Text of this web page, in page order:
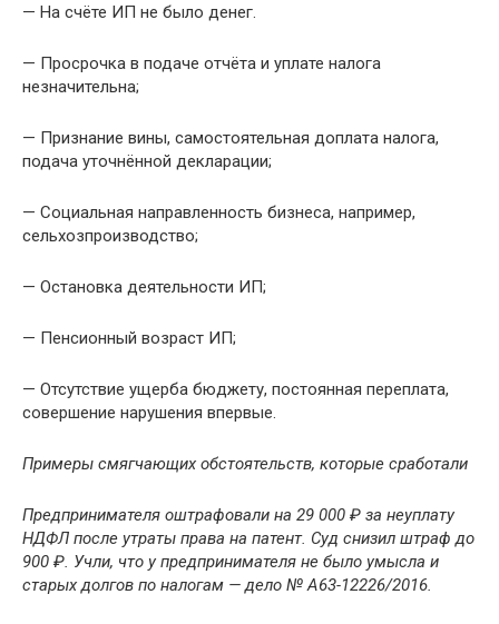
— На счёте ИП не было денег.
— Просрочка в подаче отчёта и уплате налога
незначительна;
— Признание вины, самостоятельная доплата налога,
подача уточнённой декларации;
— Социальная направленность бизнеса, например,
сельхозпроизводство;
— Остановка деятельности ИП;
— Пенсионный возраст ИП;
— Отсутствие ущерба бюджету, постоянная переплата,
совершение нарушения впервые.
Примеры смягчающих обстоятельств, которые сработали
Предпринимателя оштрафовали на 29 000 ₽ за неуплату
НДФЛ после утраты права на патент. Суд снизил штраф до
900 ₽. Учли, что у предпринимателя не было умысла и
старых долгов по налогам — дело № А63-12226/2016.